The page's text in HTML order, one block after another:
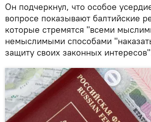
Он подчеркнул, что особое
вопросе показывают балтийские
которые стремятся "всеми
немыслимыми способами
защиту своих законных